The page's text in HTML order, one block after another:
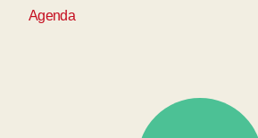
Agenda